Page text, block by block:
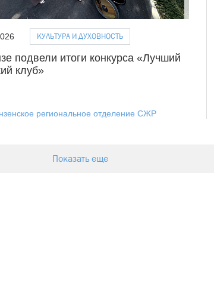
КУЛЬТУРА И ДУХОВНОСТЬ
подвели итоги конкурса «Лучший
клуб»
региональное отделение СЖР
Показать еще